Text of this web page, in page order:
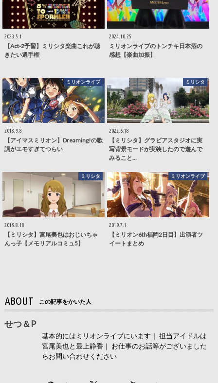
2023.5.1
【Act-2予習】ミリシタ楽曲これが聴
きたい選手権
2024.10.25
ミリオンライブのトンチキ日本酒の
感想【楽曲加振】
ミリオンライブ
2018.9.8
【アイマスミリオン】Dreaming!の歌
詞がエモすぎてつらい
ミリシタ
2022.6.18
【ミリシタ】グラビアスタジオに実
写背景モードが実装したので遊んで
みること…
ミリシタ
2019.8.18
【ミリシタ】宮尾美也はおじいちゃ
んっ子【メモリアルコミュ5】
ミリオンライブ
2019.7.1
【ミリオン6th福岡2日目】出演者ツ
イートまとめ
ABOUT この記事をかいた人
せつ＆P
基本的にはミリオンライブにいます｜ 担当アイドルは
宮尾美也と最上静香｜ お仕事のお話等がございました
らお問い合わせください